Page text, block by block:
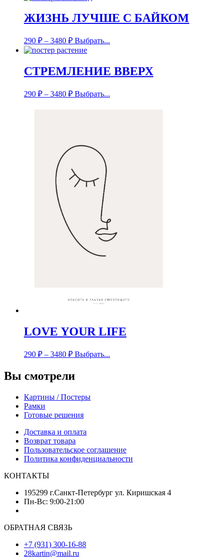
ЖИЗНЬ ЛУЧШЕ С БАЙКОМ
290 ₽ – 3480 ₽ Выбрать...
СТРЕМЛЕНИЕ ВВЕРХ
290 ₽ – 3480 ₽ Выбрать...
LOVE YOUR LIFE
290 ₽ – 3480 ₽ Выбрать...
Вы смотрели
Картины / Постеры
Рамки
Готовые решения
Доставка и оплата
Возврат товара
Пользовательское соглашение
Политика конфиденциальности
КОНТАКТЫ
195299 г.Санкт-Петербург ул. Киришская 4
Пн-Вс: 9:00-21:00
ОБРАТНАЯ СВЯЗЬ
+7 (931) 300-16-88
28kartin@mail.ru